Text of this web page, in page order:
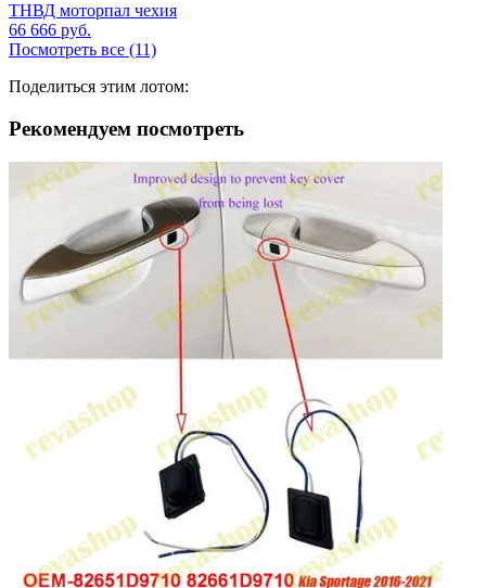
ТНВД моторпал чехия
66 666 руб.
Посмотреть все (11)
Поделиться этим лотом:
Рекомендуем посмотреть